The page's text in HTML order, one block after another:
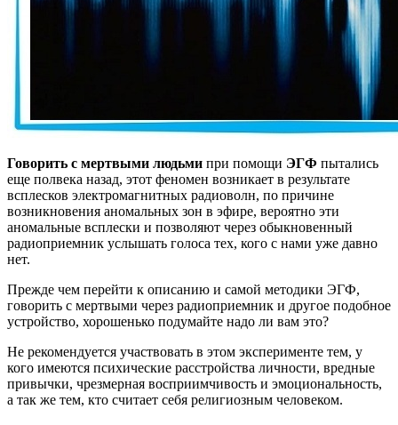
Говорить с мертвыми людьми при помощи ЭГФ пытались
еще полвека назад, этот феномен возникает в результате
всплесков электромагнитных радиоволн, по причине
возникновения аномальных зон в эфире, вероятно эти
аномальные всплески и позволяют через обыкновенный
радиоприемник услышать голоса тех, кого с нами уже давно
нет.
Прежде чем перейти к описанию и самой методики ЭГФ,
говорить с мертвыми через радиоприемник и другое подобное
устройство, хорошенько подумайте надо ли вам это?
Не рекомендуется участвовать в этом эксперименте тем, у
кого имеются психические расстройства личности, вредные
привычки, чрезмерная восприимчивость и эмоциональность,
а так же тем, кто считает себя религиозным человеком.